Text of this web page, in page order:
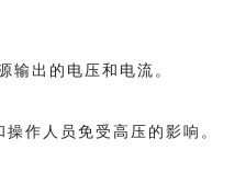
输出的电压和电流。
作人员免受高压的影响。